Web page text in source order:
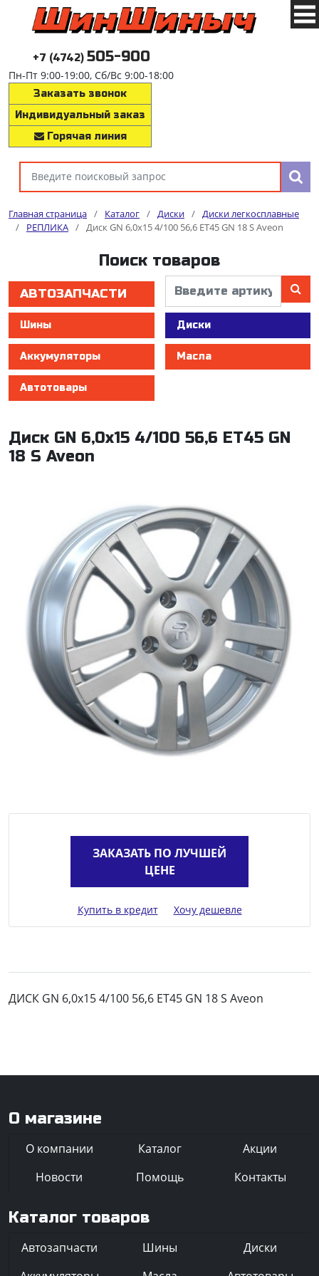
+7 (4742) 505-900
Пн-Пт 9:00-19:00, Сб/Вс 9:00-18:00
Заказать звонок
Индивидуальный заказ
Горячая линия
Главная страница / Каталог / Диски / Диски легкосплавные
/
РЕПЛИКА / Диск GN 6,0x15 4/100 56,6 ET45 GN 18 S Aveon
Поиск товаров
АВТОЗАПЧАСТИ
Шины Диски
Аккумуляторы Масла
Автотовары
Диск GN 6,0x15 4/100 56,6 ET45 GN
18 S Aveon
ЗАКАЗАТЬ ПО ЛУЧШЕЙ
ЦЕНЕ
Купить в кредит Хочу дешевле
ДИСК GN 6,0x15 4/100 56,6 ET45 GN 18 S Aveon
О магазине
О компании Каталог
Акции
Новости
Помощь Контакты
Каталог товаров
Автозапчасти Шины
Диски